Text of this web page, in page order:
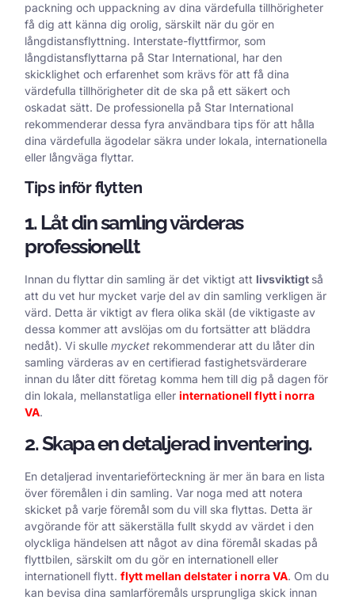
packning och uppackning av dina värdefulla tillhörigheter
få dig att känna dig orolig, särskilt när du gör en
långdistansflyttning. Interstate-flyttfirmor, som
långdistansflyttarna på Star International, har den
skicklighet och erfarenhet som krävs för att få dina
värdefulla tillhörigheter dit de ska på ett säkert och
oskadat sätt. De professionella på Star International
rekommenderar dessa fyra användbara tips för att hålla
dina värdefulla ägodelar säkra under lokala, internationella
eller långväga flyttar.
Tips inför flytten
1. Låt din samling värderas
professionellt
Innan du flyttar din samling är det viktigt att livsviktigt så
att du vet hur mycket varje del av din samling verkligen är
värd. Detta är viktigt av flera olika skäl (de viktigaste av
dessa kommer att avslöjas om du fortsätter att bläddra
nedåt). Vi skulle mycket rekommenderar att du låter din
samling värderas av en certifierad fastighetsvärderare
innan du låter ditt företag komma hem till dig på dagen för
din lokala, mellanstatliga eller internationell flytt i norra
VA.
2. Skapa en detaljerad inventering.
En detaljerad inventarieförteckning är mer än bara en lista
över föremålen i din samling. Var noga med att notera
skicket på varje föremål som du vill ska flyttas. Detta är
avgörande för att säkerställa fullt skydd av värdet i den
olyckliga händelsen att något av dina föremål skadas på
flyttbilen, särskilt om du gör en internationell eller
internationell flytt. flytt mellan delstater i norra VA. Om du
kan bevisa dina samlarföremåls ursprungliga skick innan